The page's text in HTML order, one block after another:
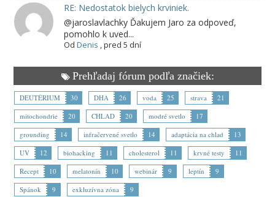
RE: Nedostatok bielych krviniek.
@jaroslavlachky Ďakujem Jaro za odpoveď,
pomohlo k uved...
Od Denis ,pred 5 dní
Prehľadaj fórum podľa značiek:
DEUTÉRIUM 30 DHA 26 voda 25 strava
21
mitochondrie
20 CHLAD 20 modré svetlo
17
grounding
14 infračervené svetlo 14 adaptácia na chlad
13
UV
12 biohacking 11 cholesterol 11 krvné testy
11
Recept
10 melatonín 10 webinár 9 leptín
9
Spánok
9 exkluzívna zóna 9